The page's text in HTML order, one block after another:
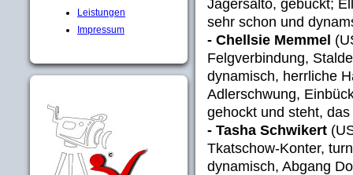
Leistungen
Impressum
Jägersalto, gebückt;
sehr schon und
- Chellsie Memmel
Felgverbindung,
dynamisch, herrliche
Adlerschwung,
gehockt und steht,
- Tasha Schwikert
Tkatschow-Konter,
dynamisch, Abgang